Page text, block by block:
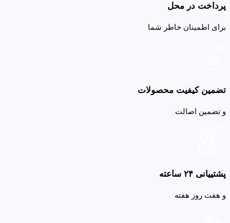
پرداخت در محل
برای اطمینان خاطر شما
تضمین کیفیت محصولات
و تضمین اصالت
پشتییانی ۲۴ ساعته
و هفت روز هفته